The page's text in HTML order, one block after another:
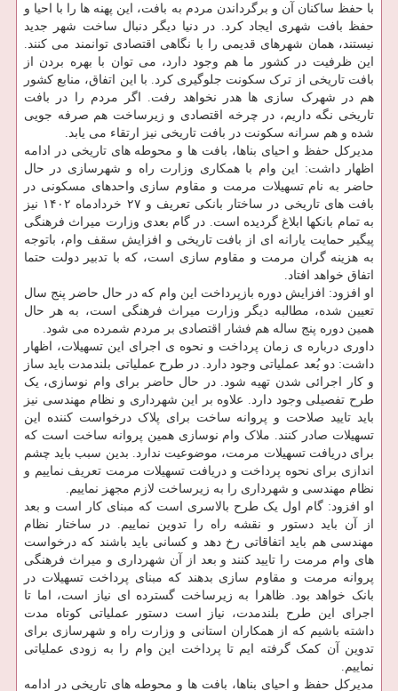
با حفظ ساکنان آن و برگرداندن مردم به بافت، این پهنه ها را با احیا و
حفظ بافت شهری ایجاد کرد. در دنیا دیگر دنبال ساخت شهر جدید
نیستند، همان شهرهای قدیمی را با نگاهی اقتصادی توانمند می کنند.
این ظرفیت در کشور ما هم وجود دارد، می توان با بهره بردن از
بافت تاریخی از ترک سکونت جلوگیری کرد. با این اتفاق، منابع کشور
هم در شهرک سازی ها هدر نخواهد رفت. اگر مردم را در بافت
تاریخی نگه داریم، در چرخه اقتصادی و زیرساخت هم صرفه جویی
شده و هم سرانه سکونت در بافت تاریخی نیز ارتقاء می یابد.
مدیرکل حفظ و احیای بناها، بافت ها و محوطه های تاریخی در ادامه
اظهار داشت: این وام با همکاری وزارت راه و شهرسازی در حال
حاضر به نام تسهیلات مرمت و مقاوم سازی واحدهای مسکونی در
بافت های تاریخی در ساختار بانکی تعریف و ۲۷ خردادماه ۱۴۰۲ نیز
به تمام بانکها ابلاغ گردیده است. در گام بعدی وزارت میراث فرهنگی
پیگیر حمایت یارانه ای از بافت تاریخی و افزایش سقف وام، باتوجه
به هزینه گران مرمت و مقاوم سازی است، که با تدبیر دولت حتما
اتفاق خواهد افتاد.
او افزود: افزایش دوره بازپرداخت این وام که در حال حاضر پنج سال
تعیین شده، مطالبه دیگر وزارت میراث فرهنگی است، به هر حال
همین دوره پنج ساله هم فشار اقتصادی بر مردم شمرده می شود.
داوری درباره ی زمان پرداخت و نحوه ی اجرای این تسهیلات، اظهار
داشت: دو بُعد عملیاتی وجود دارد. در طرح عملیاتی بلندمدت باید ساز
و کار اجرائی شدن تهیه شود. در حال حاضر برای وام نوسازی، یک
طرح تفصیلی وجود دارد. علاوه بر این شهرداری و نظام مهندسی نیز
باید تایید صلاحت و پروانه ساخت برای پلاک درخواست کننده این
تسهیلات صادر کنند. ملاک وام نوسازی همین پروانه ساخت است که
برای دریافت تسهیلات مرمت، موضوعیت ندارد. بدین سبب باید چشم
اندازی برای نحوه پرداخت و دریافت تسهیلات مرمت تعریف نماییم و
نظام مهندسی و شهرداری را به زیرساخت لازم مجهز نماییم.
او افزود: گام اول یک طرح بالاسری است که مبنای کار است و بعد
از آن باید دستور و نقشه راه را تدوین نماییم. در ساختار نظام
مهندسی هم باید اتفاقاتی رخ دهد و کسانی باید باشند که درخواست
های وام مرمت را تایید کنند و بعد از آن شهرداری و میراث فرهنگی
پروانه مرمت و مقاوم سازی بدهند که مبنای پرداخت تسهیلات در
بانک خواهد بود. ظاهرا به زیرساخت گسترده ای نیاز است، اما تا
اجرای این طرح بلندمدت، نیاز است دستور عملیاتی کوتاه مدت
داشته باشیم که از همکاران استانی و وزارت راه و شهرسازی برای
تدوین آن کمک گرفته ایم تا پرداخت این وام را به زودی عملیاتی
نماییم.
مدیرکل حفظ و احیای بناها، بافت ها و محوطه های تاریخی در ادامه